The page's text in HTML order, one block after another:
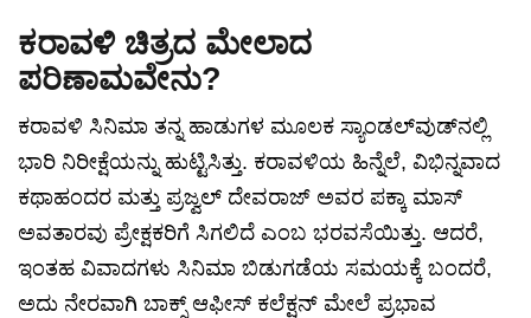
ಕರಾವಳಿ ಚಿತ್ರದ ಮೇಲಾದ
ಪರಿಣಾಮವೇನು?
ಕರಾವಳಿ ಸಿನಿಮಾ ತನ್ನ ಹಾಡುಗಳ ಮೂಲಕ ಸ್ಯಾಂಡಲ್‌ವುಡ್‌ನಲ್ಲಿ
ಭಾರಿ ನಿರೀಕ್ಷೆಯನ್ನು ಹುಟ್ಟಿಸಿತ್ತು. ಕರಾವಳಿಯ ಹಿನ್ನೆಲೆ, ವಿಭಿನ್ನವಾದ
ಕಥಾಹಂದರ ಮತ್ತು ಪ್ರಜ್ವಲ್ ದೇವರಾಜ್ ಅವರ ಪಕ್ಕಾ ಮಾಸ್
ಅವತಾರವು ಪ್ರೇಕ್ಷಕರಿಗೆ ಸಿಗಲಿದೆ ಎಂಬ ಭರವಸೆಯಿತ್ತು. ಆದರೆ,
ಇಂತಹ ವಿವಾದಗಳು ಸಿನಿಮಾ ಬಿಡುಗಡೆಯ ಸಮಯಕ್ಕೆ ಬಂದರೆ,
ಅದು ನೇರವಾಗಿ ಬಾಕ್ಸ್ ಆಫೀಸ್ ಕಲೆಕ್ಷನ್ ಮೇಲೆ ಪ್ರಭಾವ